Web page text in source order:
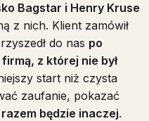
Bagstar i Henry Kruse
z nich. Klient zamówił
do nas po
z której nie był
start niż czysta
zaufanie, pokazać
będzie inaczej.